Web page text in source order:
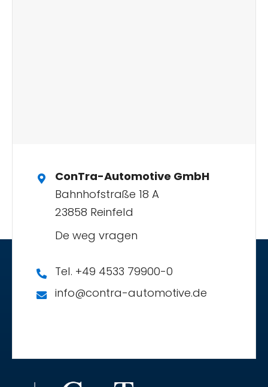
ConTra-Automotive GmbH
Bahnhofstraße 18 A
23858 Reinfeld
De weg vragen
Tel. +49 4533 79900-0
info@contra-automotive.de